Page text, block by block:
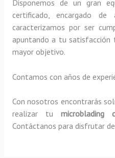
Disponemos de un gran
certificado, encargado de
caracterizamos por ser
apuntando a tu satisfacción
mayor objetivo.
Contamos con años de
Con nosotros encontrarás
realizar tu
Contáctanos para disfrutar